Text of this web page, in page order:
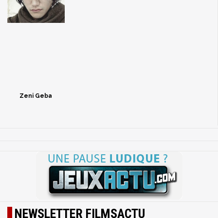
Zeni Geba
NEWSLETTER FILMSACTU